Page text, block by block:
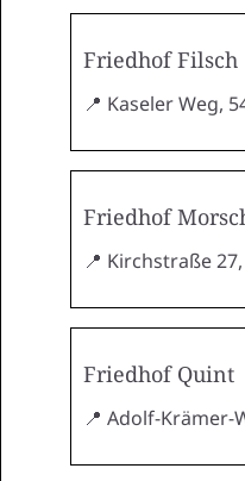
Friedhof Filsch
📍 Kaseler Weg,
Friedhof
📍 Kirchstraße
Friedhof Quint
📍 Adolf-Krämer-